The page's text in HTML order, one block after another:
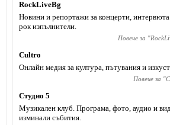
RockLiveBg
Новини и репортажи за концерти,
рок изпълнители.
Повече за "
Cultro
Онлайн медия за култура, пътувания и
Повече за "
Студио 5
Музикален клуб. Програма, фото, аудио и
изминали събития.